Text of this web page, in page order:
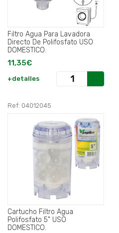
Filtro Agua Para Lavadora
Directo De Polifosfato USO
DOMESTICO.
11,35€
+detalles
Ref: 04012045
Cartucho Filtro Agua
Polifosfato 5" USO
DOMESTICO.